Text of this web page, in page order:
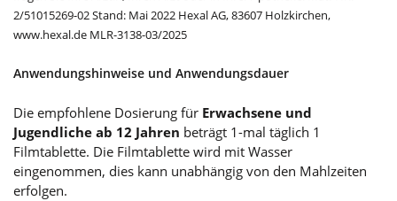
2/51015269-02 Stand: Mai 2022 Hexal AG, 83607 Holzkirchen,
www.hexal.de MLR-3138-03/2025
Anwendungshinweise und Anwendungsdauer
Die empfohlene Dosierung für Erwachsene und
Jugendliche ab 12 Jahren beträgt 1-mal täglich 1
Filmtablette. Die Filmtablette wird mit Wasser
eingenommen, dies kann unabhängig von den Mahlzeiten
erfolgen.